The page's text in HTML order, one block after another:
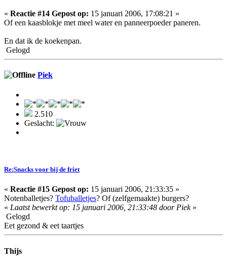
« Reactie #14 Gepost op: 15 januari 2006, 17:08:21 »
Of een kaasblokje met meel water en panneerpoeder paneren.
En dat ik de koekenpan.
Gelogd
Piek
2.510
Geslacht:
Re:Snacks voor bij de friet
« Reactie #15 Gepost op: 15 januari 2006, 21:33:35 »
Notenballetjes? Tofuballetjes? Of (zelfgemaakte) burgers?
« Laatst bewerkt op: 15 januari 2006, 21:33:48 door Piek»
Gelogd
Eet gezond & eet taartjes
Thijs